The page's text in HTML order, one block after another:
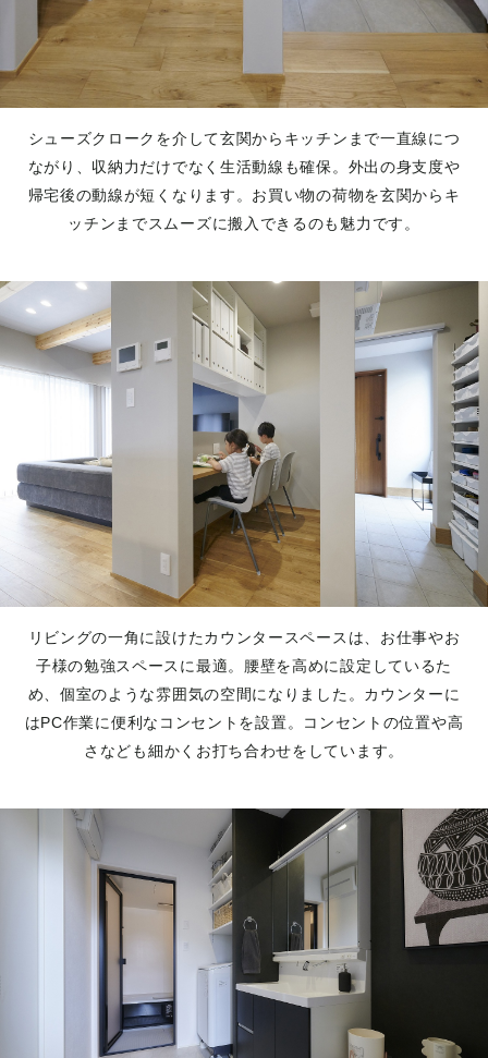
シューズクロークを介して玄関からキッチンまで一直線につ
ながり、収納力だけでなく生活動線も確保。外出の身支度や
帰宅後の動線が短くなります。お買い物の荷物を玄関からキ
ッチンまでスムーズに搬入できるのも魅力です。
リビングの一角に設けたカウンタースペースは、お仕事やお
子様の勉強スペースに最適。腰壁を高めに設定しているた
め、個室のような雰囲気の空間になりました。カウンターに
はPC作業に便利なコンセントを設置。コンセントの位置や高
さなども細かくお打ち合わせをしています。